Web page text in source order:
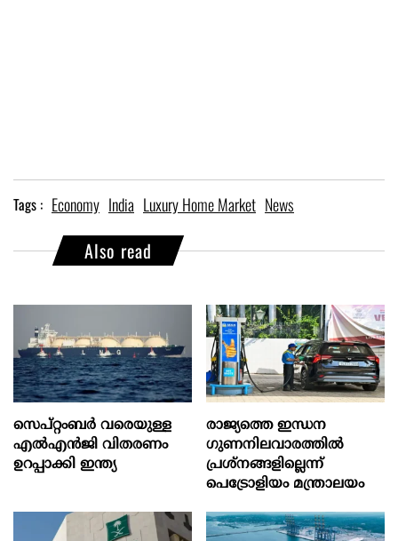
Tags : Economy India Luxury Home Market News
Also read
സെപ്റ്റംബർ വരെയുള്ള
എൽഎൻജി വിതരണം
ഉറപ്പാക്കി ഇന്ത്യ
രാജ്യത്തെ ഇന്ധന
ഗുണനിലവാരത്തില്‍
പ്രശ്‌നങ്ങളില്ലെന്ന്
പെട്രോളിയം മന്ത്രാലയം